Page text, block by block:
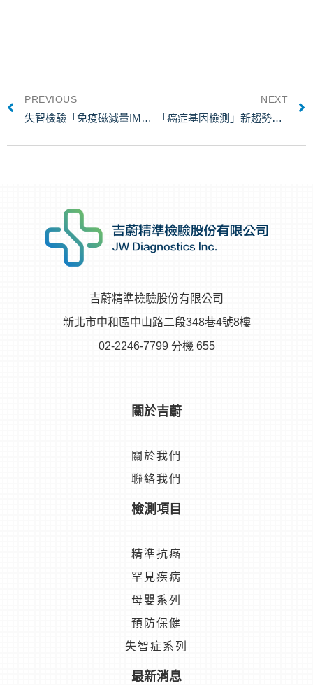
PREVIOUS
失智檢驗「免疫磁減量IMR技術」屢獲肯定
NEXT
「癌症基因檢測」新趨勢：風傳媒訪談吉蔚精準
吉蔚精準檢驗股份有限公司
新北市中和區中山路二段348巷4號8樓
02-2246-7799 分機 655
關於吉蔚
關於我們
聯絡我們
檢測項目
精準抗癌
罕見疾病
母嬰系列
預防保健
失智症系列
最新消息